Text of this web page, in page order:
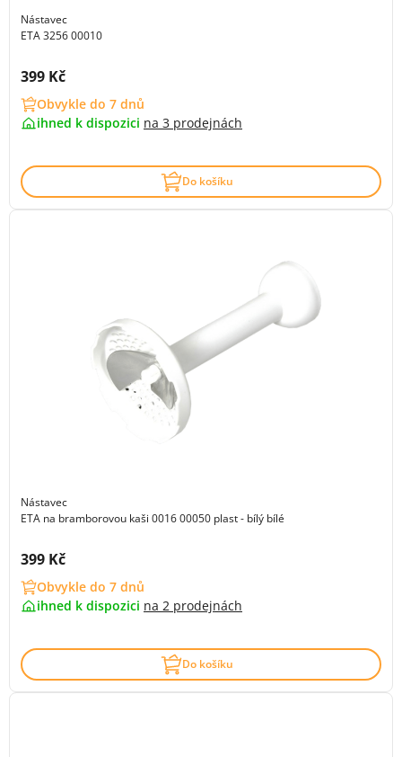
Nástavec
ETA 3256 00010
Cena s DPH:
399 Kč
Obvykle do 7 dnů
ihned k dispozici na 3 prodejnách
Do košíku
Nástavec
ETA na bramborovou kaši 0016 00050 plast - bílý bílé
Cena s DPH:
399 Kč
Obvykle do 7 dnů
ihned k dispozici na 2 prodejnách
Do košíku